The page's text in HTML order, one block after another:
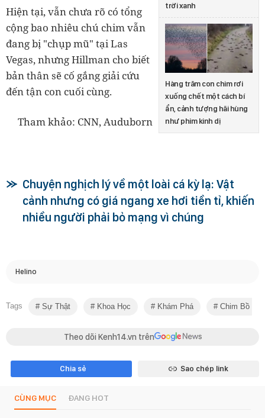
trời xanh
Hàng trăm con chim rơi
xuống chết một cách bí
ẩn, cảnh tượng hãi hùng
như phim kinh dị
Hiện tại, vẫn chưa rõ có tổng
cộng bao nhiêu chú chim vẫn
đang bị "chụp mũ" tại Las
Vegas, nhưng Hillman cho biết
bản thân sẽ cố gắng giải cứu
đến tận con cuối cùng.
Tham khảo: CNN, Auduborn
Chuyện nghịch lý về một loài cá kỳ lạ: Vật
cảnh nhưng có giá ngang xe hơi tiền tỉ, khiến
nhiều người phải bỏ mạng vì chúng
Helino
Tags Sự Thật Khoa Học Khám Phá Chim Bồ Câu
Theo dõi Kenh14.vn trên
Chia sẻ Sao chép link
CÙNG MỤC ĐANG HOT